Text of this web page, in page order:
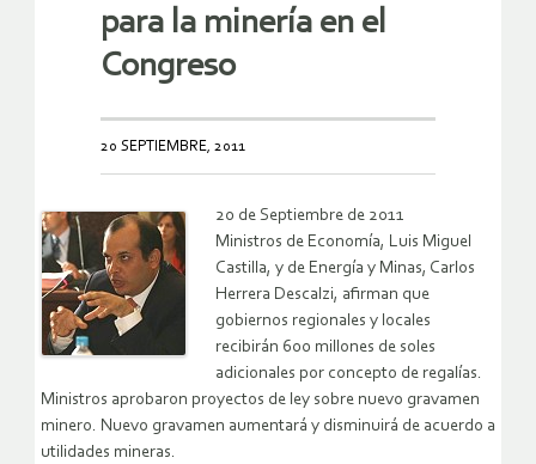
para la minería en el
Congreso
20 SEPTIEMBRE, 2011
20 de Septiembre de 2011
Ministros de Economía, Luis Miguel
Castilla, y de Energía y Minas, Carlos
Herrera Descalzi, afirman que
gobiernos regionales y locales
recibirán 600 millones de soles
adicionales por concepto de regalías.
Ministros aprobaron proyectos de ley sobre nuevo gravamen
minero. Nuevo gravamen aumentará y disminuirá de acuerdo a
utilidades mineras.